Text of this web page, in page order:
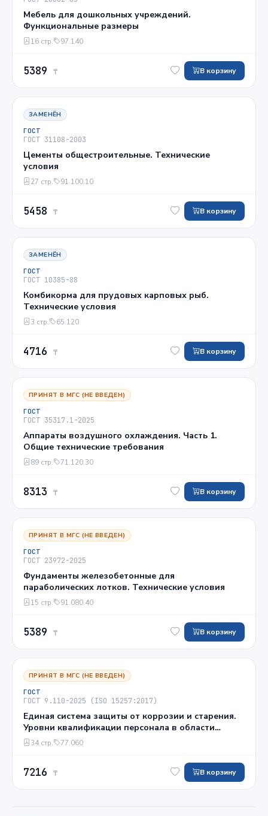
Мебель для дошкольных учреждений.
Функциональные размеры
16 стр. 97.140
5389 ₸ В корзину
ЗАМЕНЁН
ГОСТ
ГОСТ 31108-2003
Цементы общестроительные. Технические
условия
27 стр. 91.100.10
5458 ₸ В корзину
ЗАМЕНЁН
ГОСТ
ГОСТ 10385-88
Комбикорма для прудовых карповых рыб.
Технические условия
3 стр. 65.120
4716 ₸ В корзину
ПРИНЯТ В МГС (НЕ ВВЕДЕН)
ГОСТ
ГОСТ 35317.1-2025
Аппараты воздушного охлаждения. Часть 1.
Общие технические требования
89 стр. 71.120.30
8313 ₸ В корзину
ПРИНЯТ В МГС (НЕ ВВЕДЕН)
ГОСТ
ГОСТ 23972-2025
Фундаменты железобетонные для
параболических лотков. Технические условия
15 стр. 91.080.40
5389 ₸ В корзину
ПРИНЯТ В МГС (НЕ ВВЕДЕН)
ГОСТ
ГОСТ 9.110-2025 (ISO 15257:2017)
Единая система защиты от коррозии и старения.
Уровни квалификации персонала в области
катодной защиты
34 стр. 77.060
7216 ₸ В корзину